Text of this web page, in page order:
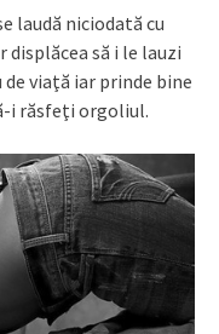
laudă niciodată cu
să i le lauzi
viaţă iar prinde bine
i răsfeţi orgoliul.